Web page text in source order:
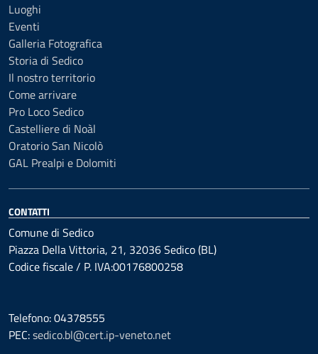
Luoghi
Eventi
Galleria Fotografica
Storia di Sedico
Il nostro territorio
Come arrivare
Pro Loco Sedico
Castelliere di Noàl
Oratorio San Nicolò
GAL Prealpi e Dolomiti
CONTATTI
Comune di Sedico
Piazza Della Vittoria, 21, 32036 Sedico (BL)
Codice fiscale / P. IVA:00176800258
Telefono: 04378555
PEC:sedico.bl@cert.ip-veneto.net